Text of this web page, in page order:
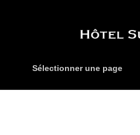
Sélectionner une page